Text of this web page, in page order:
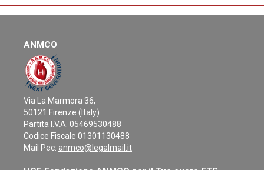
ANMCO
Via La Marmora 36,
50121 Firenze (Italy)
Partita I.V.A. 05469530488
Codice Fiscale 01301130488
Mail Pec: anmco@legalmail.it